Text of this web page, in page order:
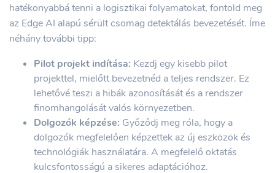
hatékonyabbá tenni a logisztikai folyamatokat, fontold meg
az Edge AI alapú sérült csomag detektálás bevezetését. Íme
néhány további tipp:
Pilot projekt indítása: Kezdj egy kisebb pilot
projekttel, mielőtt bevezetnéd a teljes rendszer. Ez
lehetővé teszi a hibák azonosítását és a rendszer
finomhangolását valós környezetben.
Dolgozók képzése: Győződj meg róla, hogy a
dolgozók megfelelően képzettek az új eszközök és
technológiák használatára. A megfelelő oktatás
kulcsfontosságú a sikeres adaptációhoz.